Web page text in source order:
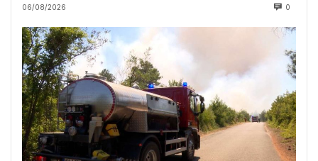
06/08/2026 0